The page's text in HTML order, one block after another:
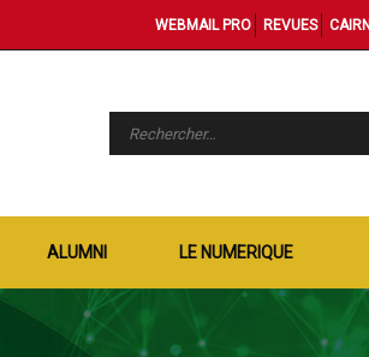
WEBMAIL PRO REVUES
ALUMNI LE NUMERIQUE